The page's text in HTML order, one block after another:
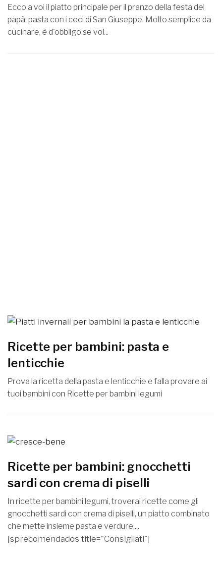
Ecco a voi il piatto principale per il pranzo della festa del
papà: pasta con i ceci di San Giuseppe. Molto semplice da
cucinare, è d'obbligo se vol...
Ricette per bambini: pasta e
lenticchie
Prova la ricetta della pasta e lenticchie e falla provare ai
tuoi bambini con Ricette per bambini legumi
Ricette per bambini: gnocchetti
sardi con crema di piselli
In ricette per bambini legumi, troverai ricette come gli
gnocchetti sardi con crema di piselli, un piatto combinato
che mette insieme pasta e verdure,...
[sprecomendados title="Consigliati"]